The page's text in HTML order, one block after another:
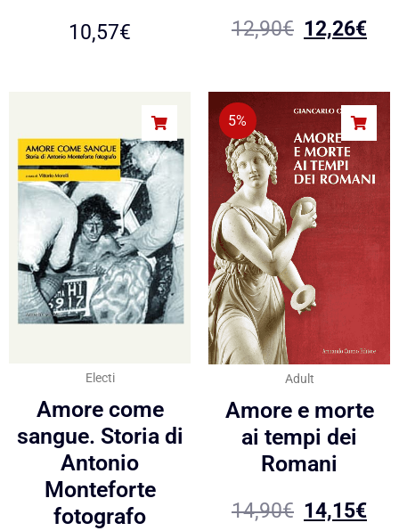
10,57€ 12,90€ 12,26€
Electi
Amore come
sangue. Storia di
Antonio
Monteforte
fotografo
5%
Adult
Amore e morte
ai tempi dei
Romani
14,90€ 14,15€